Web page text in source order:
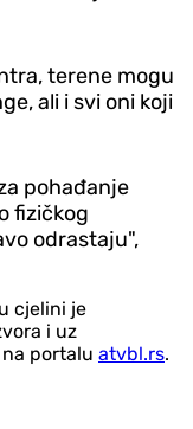
terene mogu
ali i svi oni koji
pohađanje
fizičkog
odrastaju",
cjelini je
i uz
portalu atvbl.rs.